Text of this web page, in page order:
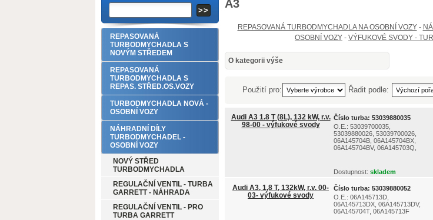
A3
REPASOVANÁ TURBODMYCHADLA NA OSOBNÍ VOZY-
OSOBNÍ VOZY - VÝFUKOVÉ SVODY -
O kategorii výše
Použití pro: Řadit podle:
Audi A3 1.8 T (8L), 132 kW, r.v.
98-00 - výfukové svody
O.E.: 53039700035,
53039880026, 53039700026,
06A145704B, 06A145704BX,
06A145704BV, 06A145703Q,
Číslo turba: 53039880035
Dostupnost: skladem
Audi A3, 1,8 T, 132kW, r.v. 00-
03- výfukové svody
O.E.: 06A145713D,
06A145713DX, 06A145713DV,
06A145704T, 06A145713F
Číslo turba: 53039880052
REPASOVANÁ
TURBODMYCHADLA S
NOVÝM STŘEDEM
REPASOVANÁ
TURBODMYCHADLA S
REPAS. STŘED.OS.VOZY
TURBODMYCHADLA NOVÁ -
OSOBNÍ VOZY
NÁHRADNÍ DÍLY
TURBODMYCHADEL -
OSOBNÍ VOZY
NOVÝ STŘED
TURBODMYCHADLA
REGULAČNÍ VENTIL - TURBA
GARRETT - NÁHRADA
REGULAČNÍ VENTIL - PRO
TURBA GARRETT